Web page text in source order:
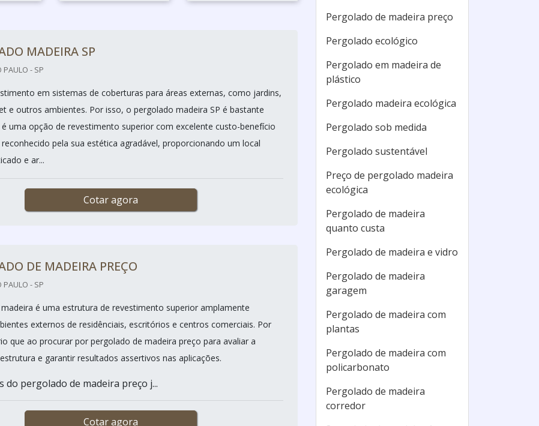
MADEIRA SP
PAULO - SP
em sistemas de coberturas para áreas externas, como jardins,
e outros ambientes. Por isso, o pergolado madeira SP é bastante
uma opção de revestimento superior com excelente custo-benefício
pela sua estética agradável, proporcionando um local
e ar...
Cotar agora
DE MADEIRA PREÇO
PAULO - SP
é uma estrutura de revestimento superior amplamente
externos de residênciais, escritórios e centros comerciais. Por
que ao procurar por pergolado de madeira preço para avaliar a
e garantir resultados assertivos nas aplicações.
do pergolado de madeira preço j...
Cotar agora
Pergolado de madeira preço
Pergolado ecológico
Pergolado em madeira de
plástico
Pergolado madeira ecológica
Pergolado sob medida
Pergolado sustentável
Preço de pergolado madeira
ecológica
Pergolado de madeira
quanto custa
Pergolado de madeira e vidro
Pergolado de madeira
garagem
Pergolado de madeira com
plantas
Pergolado de madeira com
policarbonato
Pergolado de madeira
corredor